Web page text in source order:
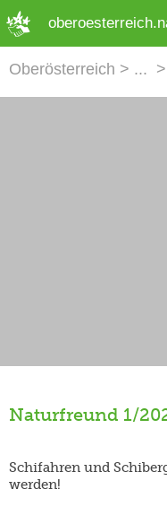
Oberösterreich
Naturfreund 1/
Schifahren und
werden!